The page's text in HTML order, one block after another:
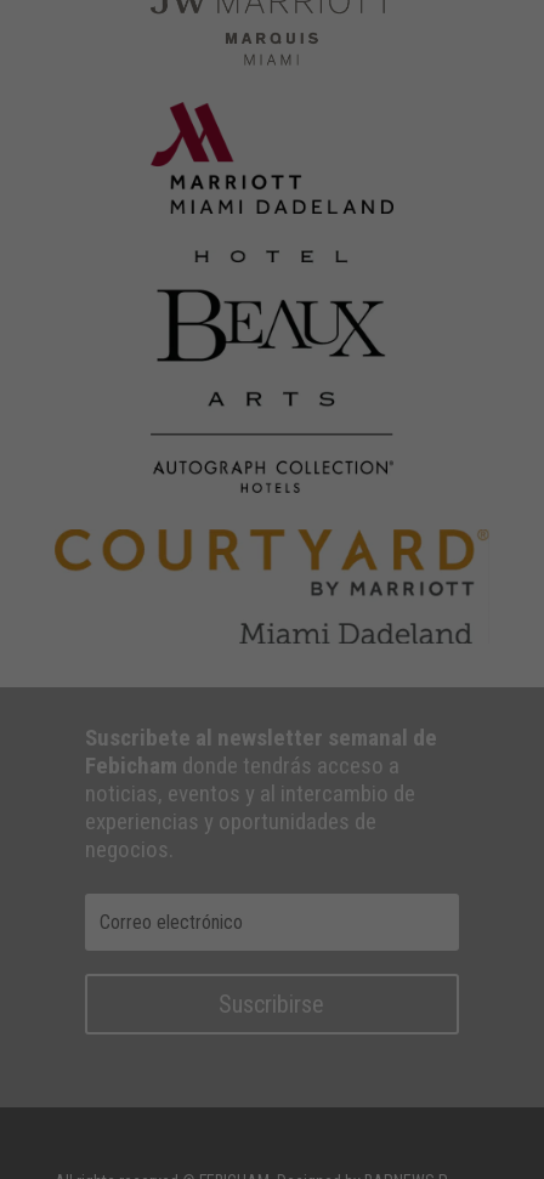
Suscribete al newsletter semanal de
Febicham donde tendrás acceso a
noticias, eventos y al intercambio de
experiencias y oportunidades de
negocios.
Suscribirse